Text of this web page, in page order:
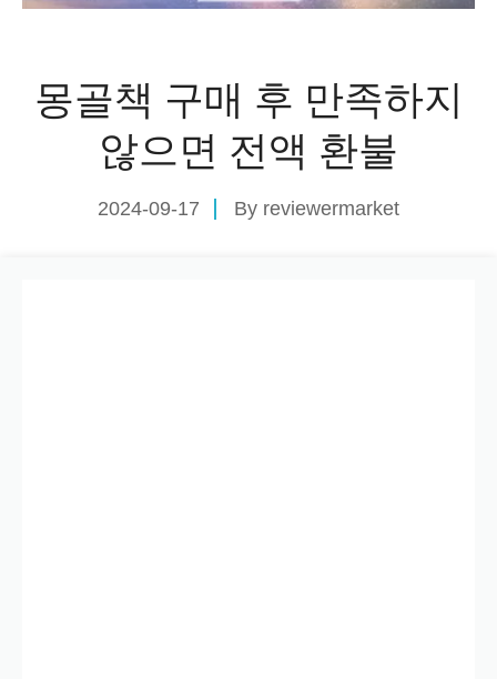
몽골책 구매 후 만족하지
않으면 전액 환불
2024-09-17 By reviewermarket